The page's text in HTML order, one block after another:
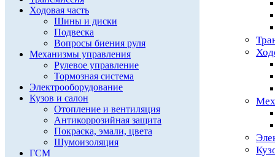
Ходовая часть
Шины и диски
Подвеска
Вопросы биения руля
Механизмы управления
Рулевое управление
Тормозная система
Электрооборудование
Кузов и салон
Отопление и вентиляция
Антикоррозийная защита
Покраска, эмали, цвета
Шумоизоляция
ГСМ